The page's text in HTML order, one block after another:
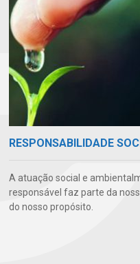
RESPONSABILIDADE
A atuação social e
responsável faz parte da
do nosso propósito.